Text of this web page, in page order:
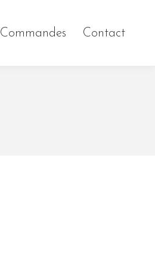
Commandes Contact